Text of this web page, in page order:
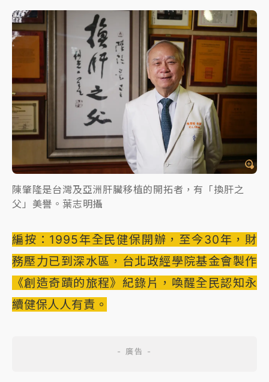
陳肇隆是台灣及亞洲肝臟移植的開拓者，有「換肝之
父」美譽。葉志明攝
編按：1995年全民健保開辦，至今30年，財
務壓力已到深水區，台北政經學院基金會製作
《創造奇蹟的旅程》紀錄片，喚醒全民認知永
續健保人人有責。